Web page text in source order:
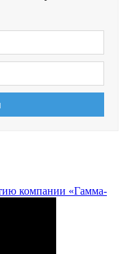
компании «Гамма-